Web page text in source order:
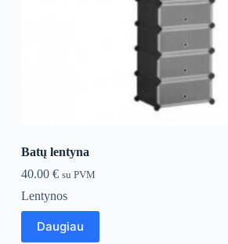
Batų lentyna
40.00 € su PVM
Lentynos
Daugiau